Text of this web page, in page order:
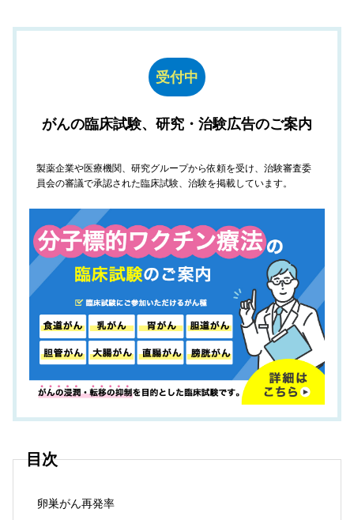
受付中
がんの臨床試験、研究・治験広告のご案内
製薬企業や医療機関、研究グループから依頼を受け、治験審査委
員会の審議で承認された臨床試験、治験を掲載しています。
目次
卵巣がん再発率